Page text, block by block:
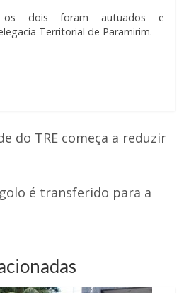
os dois foram autuados e
Territorial de Paramirim.
do TRE começa a reduzir
é transferido para a